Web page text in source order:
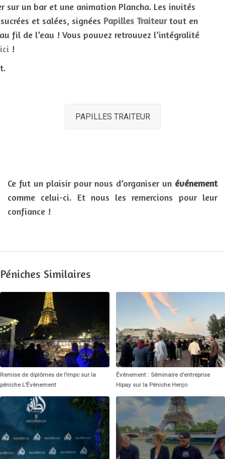
sur un bar et une animation Plancha. Les invités
et salées, signées Papilles Traiteurtout en
fil de l’eau ! Vous pouvez retrouvez l’intégralité
ici !
PAPILLES TRAITEUR
Ce fut un plaisir pour nous d’organiser un événement
comme celui-ci. Et nous les remercions pour leur
confiance !
Péniches Similaires
Remise de diplômes de l’impc sur la
péniche L’Évènement
Événement : Séminaire d’entreprise
Hipay sur la Péniche Henjo